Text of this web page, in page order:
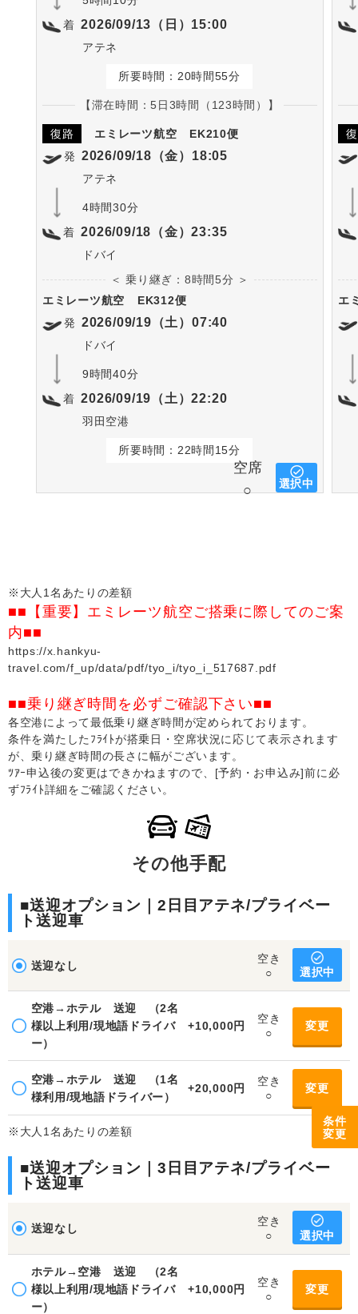
条件
変更
着 2026/09/13（日）15:00
アテネ
所要時間：20時間55分
【滞在時間：5日3時間（123時間）】
復路 エミレーツ航空
EK210便
発 2026/09/18（金）18:05
アテネ
4時間30分
着 2026/09/18（金）23:35
ドバイ
＜ 乗り継ぎ：8時間5分 ＞
エミレーツ航空
EK312便
発 2026/09/19（土）07:40
ドバイ
9時間40分
着 2026/09/19（土）22:20
羽田空港
所要時間：22時間15分
空席
○
選択中
エ
※大人1名あたりの差額
■■【重要】エミレーツ航空ご搭乗に際してのご案
内■■
https://x.hankyu-
travel.com/f_up/data/pdf/tyo_i/tyo_i_517687.pdf
■■乗り継ぎ時間を必ずご確認下さい■■
各空港によって最低乗り継ぎ時間が定められております。
条件を満たしたﾌﾗｲﾄが搭乗日・空席状況に応じて表示されます
が、乗り継ぎ時間の長さに幅がございます。
ﾂｱｰ申込後の変更はできかねますので、[予約・お申込み]前に必
ずﾌﾗｲﾄ詳細をご確認ください。
その他手配
■送迎オプション｜2日目アテネ/プライベー
ト送迎車
送迎なし
空き
○
選択中
空港→ホテル 送迎 （2名
様以上利用/現地語ドライバ
ー）
+10,000円
空き
○
変更
空港→ホテル 送迎 （1名
様利用/現地語ドライバー）
+20,000円
空き
○
変更
※大人1名あたりの差額
■送迎オプション｜3日目アテネ/プライベー
ト送迎車
送迎なし
空き
○
選択中
ホテル→空港 送迎 （2名
様以上利用/現地語ドライバ
ー）
+10,000円
空き
○
変更